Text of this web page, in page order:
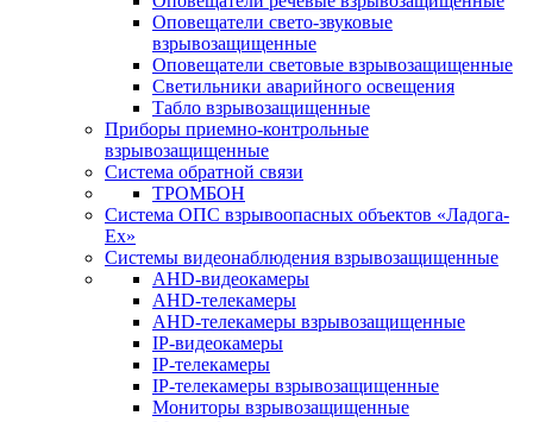
Оповещатели свето-звуковые
взрывозащищенные
Оповещатели световые взрывозащищенные
Светильники аварийного освещения
Табло взрывозащищенные
Приборы приемно-контрольные
взрывозащищенные
Система обратной связи
ТРОМБОН
Система ОПС взрывоопасных объектов «Ладога-
Ex»
Системы видеонаблюдения взрывозащищенные
AHD-видеокамеры
AHD-телекамеры
AHD-телекамеры взрывозащищенные
IP-видеокамеры
IP-телекамеры
IP-телекамеры взрывозащищенные
Мониторы взрывозащищенные